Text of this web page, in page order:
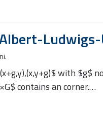
with $g$
contains an corner.…